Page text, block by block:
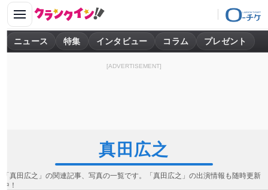
ニュース 特集 インタビュー コラム プレゼント
[ADVERTISEMENT]
真田広之
「真田広之」の関連記事、写真の一覧です。「真田広之」の出演情報も随時更新
中！